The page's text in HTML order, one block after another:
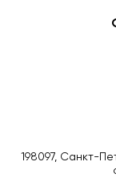
198097, Санкт-